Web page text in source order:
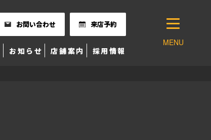
お問い合わせ 来店予約
お知らせ 店舗案内 採用情報
MENU